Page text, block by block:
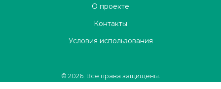
О проекте
Контакты
Условия использования
© 2026. Все права защищены.